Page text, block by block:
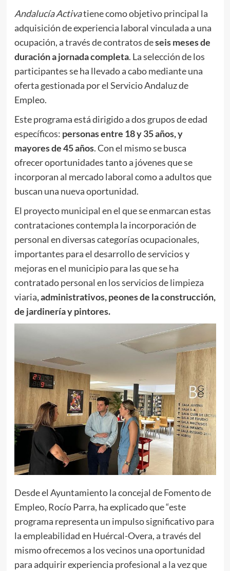
Andalucía Activatiene como objetivo principal la
adquisición de experiencia laboral vinculada a una
ocupación, a través de contratos deseis meses de
duración a jornada completa. La selección de los
participantes se ha llevado a cabo mediante una
oferta gestionada por el Servicio Andaluz de
Empleo.
Este programa está dirigido a dos grupos de edad
específicos: personas entre 18 y 35 años, y
mayores de 45 años. Con el mismo se busca
ofrecer oportunidades tanto a jóvenes que se
incorporan al mercado laboral como a adultos que
buscan una nueva oportunidad.
El proyecto municipal en el que se enmarcan estas
contrataciones contempla la incorporación de
personal en diversas categorías ocupacionales,
importantes para el desarrollo de servicios y
mejoras en el municipio para las que se ha
contratado personal en los servicios de limpieza
viaria, administrativos, peones de la construcción,
de jardinería y pintores.
Desde el Ayuntamiento la concejal de Fomento de
Empleo, Rocío Parra, ha explicado que “este
programa representa un impulso significativo para
la empleabilidad en Huércal-Overa, a través del
mismo ofrecemos a los vecinos una oportunidad
para adquirir experiencia profesional a la vez que